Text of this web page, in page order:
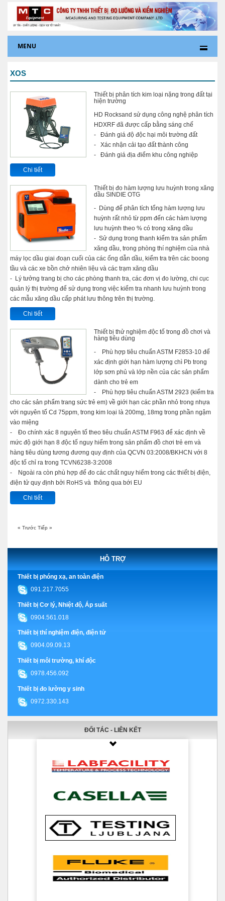
MENU
XOS
Thiết bị phân tích kim loại nặng trong đất tại
hiện trường
HD Rocksand sử dụng công nghệ phân tích
HDXRF đã được cấp bằng sáng chế
- Đánh giá độ độc hại môi trường đất
- Xác nhận cải tạo đất thành công
- Đánh giá địa điểm khu công nghiệp
Chi tiết
Thiết bị đo hàm lượng lưu huỳnh trong xăng
dầu SINDIE OTG
- Dùng để phân tích tổng hàm lượng lưu
huỳnh rất nhỏ từ ppm đến các hàm lượng
lưu huỳnh theo % có trong xăng dầu
- Sử dụng trong thanh kiểm tra sản phẩm
xăng dầu, trong phòng thí nghiệm của nhà
máy lọc dầu giai đoạn cuối của các ống dẫn dầu, kiểm tra trên các boong
tầu và các xe bồn chở nhiên liệu và các trạm xăng dầu
- Lý tưởng trang bị cho các phòng thanh tra, các đơn vị đo lường, chi cục
quản lý thị trường để sử dụng trong việc kiểm tra nhanh lưu huỳnh trong
các mẫu xăng dầu cấp phát lưu thông trên thị trường.
Chi tiết
Thiết bị thử nghiệm độc tố trong đồ chơi và
hàng tiêu dùng
- Phù hợp tiêu chuẩn ASTM F2853-10 để
xác định giới hạn hàm lượng chì Pb trong
lớp sơn phủ và lớp nền của các sản phẩm
dành cho trẻ em
- Phù hợp tiêu chuẩn ASTM 2923 (kiểm tra
cho các sản phẩm trang sức trẻ em) về giới hạn các phần nhỏ trong nhựa
với nguyên tố Cd 75ppm, trong kim loại là 200mg, 18mg trong phần ngậm
vào miệng
- Đo chính xác 8 nguyên tố theo tiêu chuẩn ASTM F963 để xác định về
mức độ giới hạn 8 độc tố nguy hiểm trong sản phẩm đồ chơi trẻ em và
hàng tiêu dùng tương đương quy định của QCVN 03:2008/BKHCN với 8
độc tố chỉ ra trong TCVN6238-3:2008
- Ngoài ra còn phù hợp để đo các chất nguy hiểm trong các thiết bị điện,
điện tử quy định bởi RoHS và thông qua bới EU
Chi tiết
« Trước Tiếp »
HỖ TRỢ
Thiết bị phóng xạ, an toàn điện
091.217.7055
Thiết bị Cơ lý, Nhiệt độ, Áp suất
0904.561.018
Thiết bị thí nghiệm điện, điện tử
0904.09.09.13
Thiết bị môi trường, khí độc
0978.456.092
Thiết bị đo lường y sinh
0972.330.143
ĐỐI TÁC - LIÊN KẾT